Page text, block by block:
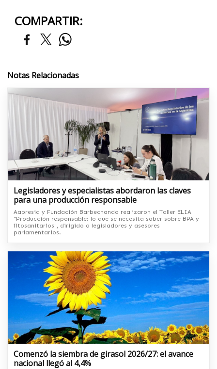
COMPARTIR:
Notas Relacionadas
Legisladores y especialistas abordaron las claves
para una producción responsable
Aapresid y Fundación Barbechando realizaron el Taller ELIA
"Producción responsable: lo que se necesita saber sobre BPA y
fitosanitarios", dirigido a legisladores y asesores
parlamentarios.
Comenzó la siembra de girasol 2026/27: el avance
nacional llegó al 4,4%